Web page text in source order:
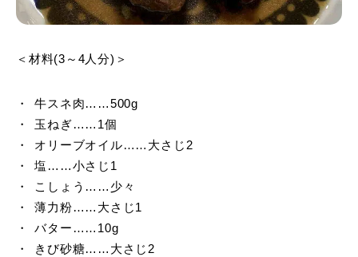
＜材料(3～4人分)＞
牛スネ肉……500g
玉ねぎ……1個
オリーブオイル……大さじ2
塩……小さじ1
こしょう……少々
薄力粉……大さじ1
バター……10g
きび砂糖……大さじ2